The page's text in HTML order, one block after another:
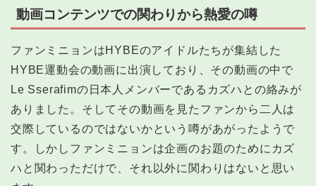
動画コンテンツでの関わりから熱愛の噂
ファンミニョンはHYBEのアイドルたちが集結した
HYBE運動会の動画に出演しており、その動画の中で
Le Sserafimの日本人メンバーであるカズハとの絡みが
ありました。そしてその動画を見たファンから二人は
交際しているのではないかという噂があがったようで
す。しかしファンミニョンは企画のお題のためにカズ
ハと関わっただけで、それ以外に関わりはないと思い